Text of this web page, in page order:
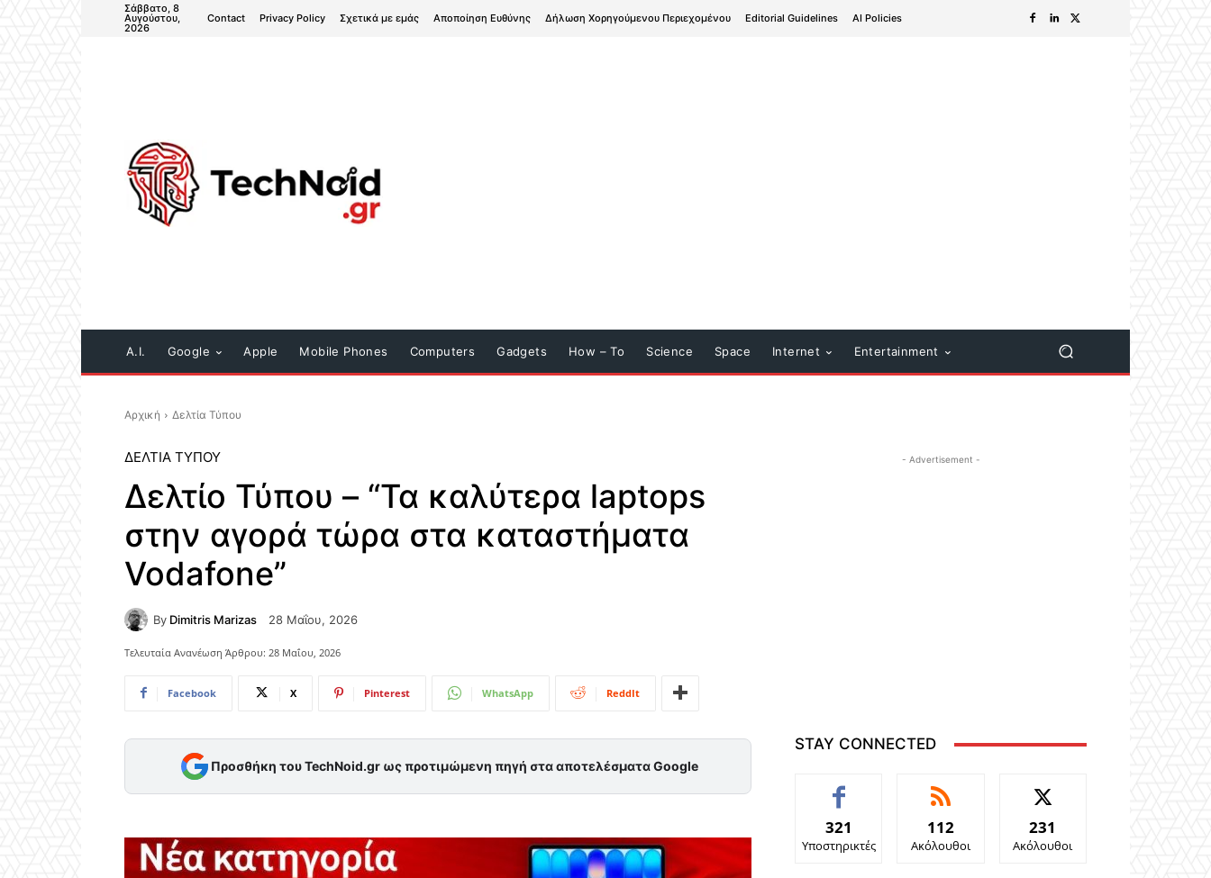
Σάββατο, 8
Αυγούστου,
2026
Contact Privacy Policy Σχετικά με εμάς Αποποίηση Ευθύνης Δήλωση Χορηγούμενου Περιεχομένου Editorial Guidelines AI Policies
A.I. Google Apple Mobile Phones Computers Gadgets How – To Science Space Internet Entertainment
Αρχική Δελτία Τύπου
ΔΕΛΤΊΑ ΤΎΠΟΥ
Δελτίο Τύπου – “Τα καλύτερα laptops
στην αγορά τώρα στα καταστήματα
Vodafone”
By Dimitris Marizas 28 Μαΐου, 2026
Τελευταία Ανανέωση Άρθρου: 28 Μαΐου, 2026
Facebook X Pinterest WhatsApp ReddIt
Προσθήκη του TechNoid.gr ως προτιμώμενη πηγή στα αποτελέσματα Google
- Advertisement -
STAY CONNECTED
321
Υποστηρικτές
112
Ακόλουθοι
231
Ακόλουθοι